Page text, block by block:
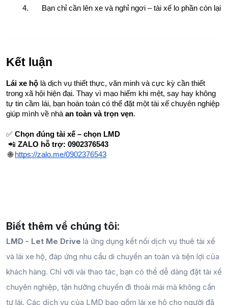
Bạn chỉ cần lên xe và nghỉ ngơi – tài xế lo phần còn lại
Kết luận
Lái xe hộ là dịch vụ thiết thực, văn minh và cực kỳ cần thiết
trong xã hội hiện đại. Thay vì mạo hiểm khi mệt, say hay không
tự tin cầm lái, bạn hoàn toàn có thể đặt một tài xế chuyên nghiệp
giúp mình về nhà an toàn và trọn vẹn.
✅ Chọn đúng tài xế – chọn LMD
📲 ZALO hỗ trợ: 0902376543
🌐 https://zalo.me/0902376543
Biết thêm về chúng tôi:
LMD - Let Me Drive là ứng dụng kết nối dịch vụ thuê tài xế
và lái xe hộ, đáp ứng nhu cầu di chuyển an toàn và tiện lợi của
khách hàng. Chỉ với vài thao tác, bạn có thể dễ dàng đặt tài xế
chuyên nghiệp, tận hưởng chuyến đi thoải mái mà không cần
tự lái. Các dịch vụ của LMD bao gồm lái xe hộ cho người đã